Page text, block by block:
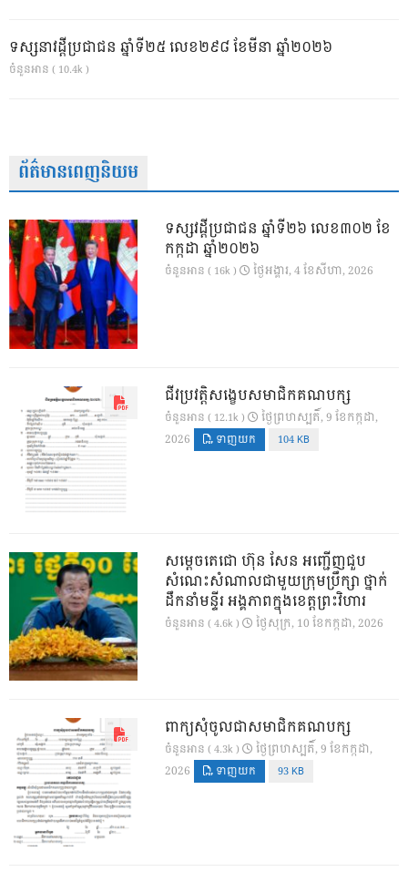
ទស្សនាវដ្ដីប្រជាជន ឆ្នាំទី២៥ លេខ២៩៨ ខែមីនា ឆ្នាំ២០២៦
ចំនួនអាន ( 10.4k )
ព័ត៌មានពេញនិយម
ទស្សវដ្តីប្រជាជន ឆ្នាំទី២៦ លេខ៣០២ ខែ
កក្កដា ឆ្នាំ២០២៦
ចំនួនអាន ( 16k ) ថ្ងៃ​អង្គារ, 4 ខែ​សីហា, 2026
ជីវប្រវត្តិសង្ខេបសមាជិកគណបក្ស
ចំនួនអាន ( 12.1k )
ថ្ងៃ​ព្រហស្បតិ៍, 9 ខែ​កក្កដា,
2026
ទាញយក 104 KB
សម្តេចតេជោ ហ៊ុន សែន អញ្ជើញជួប
សំណេះសំណាលជាមួយក្រុមប្រឹក្សា ថ្នាក់
ដឹកនាំមន្ទីរ អង្គភាពក្នុងខេត្តព្រះវិហារ
ចំនួនអាន ( 4.6k ) ថ្ងៃ​សុក្រ, 10 ខែ​កក្កដា, 2026
ពាក្យសុំចូលជាសមាជិកគណបក្ស
ចំនួនអាន ( 4.3k )
ថ្ងៃ​ព្រហស្បតិ៍, 9 ខែ​កក្កដា,
2026
ទាញយក 93 KB